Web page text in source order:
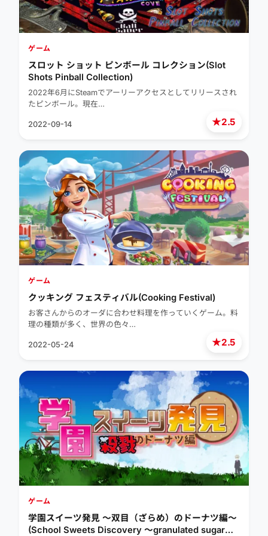
★2.5
ゲーム
スロット ショット ピンボール コレクション(Slot
Shots Pinball Collection)
2022年6月にSteamでアーリーアクセスとしてリリースされ
たピンボール。現在…
2022-09-14
★2.5
ゲーム
クッキング フェスティバル(Cooking Festival)
お客さんからのオーダに合わせ料理を作っていくゲーム。料
理の種類が多く、世界の色々…
2022-05-24
ゲーム
学園スイーツ発見 ～双目（ざらめ）のドーナツ編～
(School Sweets Discovery ～granulated sugar